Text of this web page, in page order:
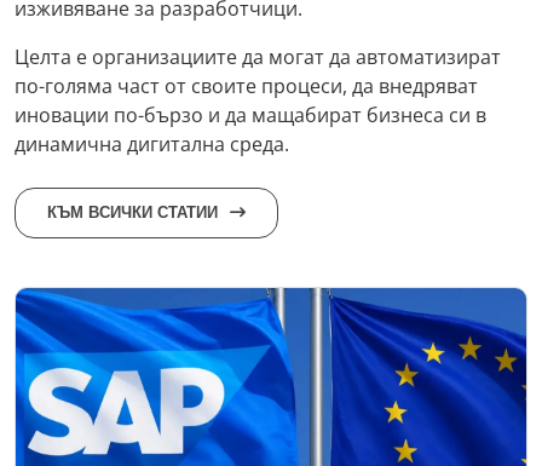
изживяване за разработчици.
Целта е организациите да могат да автоматизират
по-голяма част от своите процеси, да внедряват
иновации по-бързо и да мащабират бизнеса си в
динамична дигитална среда.
КЪМ ВСИЧКИ СТАТИИ